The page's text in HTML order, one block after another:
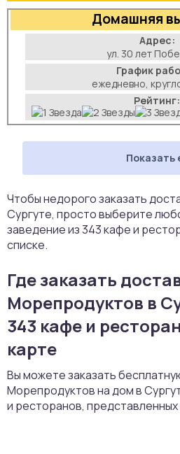
Домашняя
Адрес:
ул. 30 лет
График
ежедневно,
Рейтинг:
Показать
Чтобы недорого заказать
Сургуте, просто выберите
заведение из 343 кафе и
списке.
Где заказать
Морепродуктов в
343 кафе и
карте
Вы можете заказать
Морепродуктов на дом в
и ресторанов,